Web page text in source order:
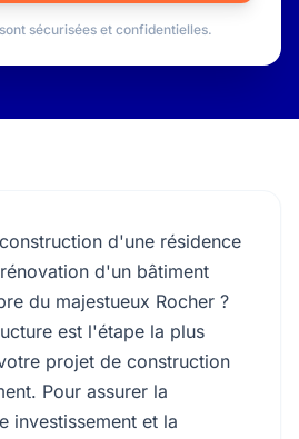
sécurisées et confidentielles.
d'une résidence
d'un bâtiment
du majestueux Rocher ?
est l'étape la plus
projet de construction
Pour assurer la
investissement et la